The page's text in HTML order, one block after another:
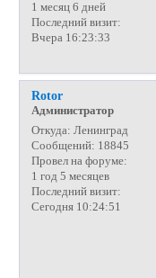
1 месяц 6 дней
Последний визит:
Вчера 16:23:33
Rotor
Администратор
Откуда: Ленинград
Сообщений: 18845
Провел на форуме:
1 год 5 месяцев
Последний визит:
Сегодня 10:24:51